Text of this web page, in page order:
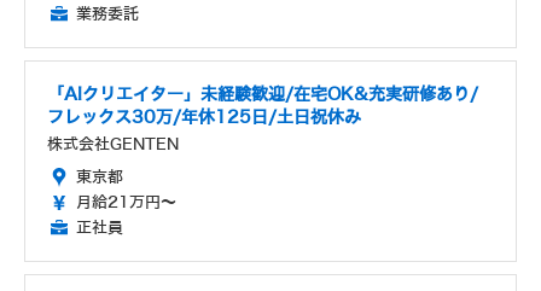
業務委託
「AIクリエイター」未経験歓迎/在宅OK&充実研修あり/
フレックス30万/年休125日/土日祝休み
株式会社GENTEN
東京都
月給21万円～
正社員